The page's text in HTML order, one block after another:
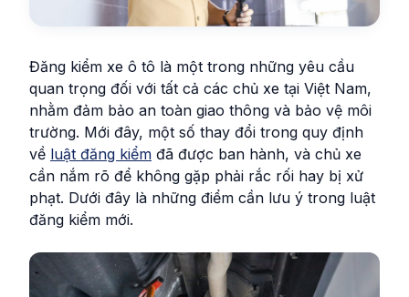
Đăng kiểm xe ô tô là một trong những yêu cầu
quan trọng đối với tất cả các chủ xe tại Việt Nam,
nhằm đảm bảo an toàn giao thông và bảo vệ môi
trường. Mới đây, một số thay đổi trong quy định
về luật đăng kiểm đã được ban hành, và chủ xe
cần nắm rõ để không gặp phải rắc rối hay bị xử
phạt. Dưới đây là những điểm cần lưu ý trong luật
đăng kiểm mới.